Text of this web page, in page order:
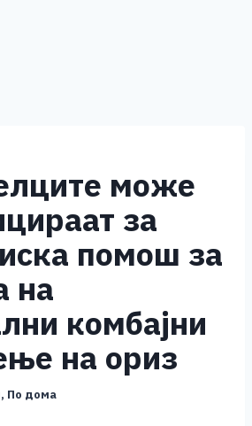
може
за
помош за
на
комбајни
на ориз
, По дома